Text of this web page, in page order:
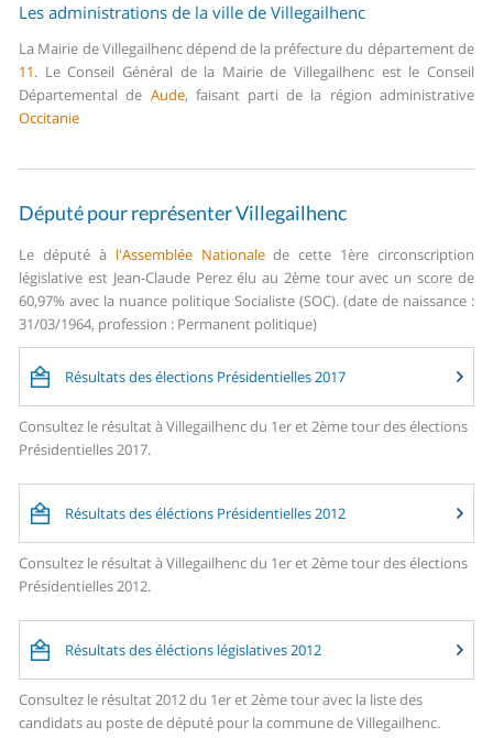
Les administrations de la ville de Villegailhenc
La Mairie de Villegailhenc dépend de la préfecture du département de
11. Le Conseil Général de la Mairie de Villegailhenc est le Conseil
Départemental de Aude, faisant parti de la région administrative
Occitanie
Député pour représenter Villegailhenc
Le député à l'Assemblée Nationalede cette 1ère circonscription
législative est Jean-Claude Perez élu au 2ème tour avec un score de
60,97% avec la nuance politique Socialiste (SOC). (date de naissance :
31/03/1964, profession : Permanent politique)
Résultats des élections Présidentielles 2017
Consultez le résultat à Villegailhenc du 1er et 2ème tour des élections
Présidentielles 2017.
Résultats des éléctions Présidentielles 2012
Consultez le résultat à Villegailhenc du 1er et 2ème tour des élections
Présidentielles 2012.
Résultats des éléctions législatives 2012
Consultez le résultat 2012 du 1er et 2ème tour avec la liste des
candidats au poste de député pour la commune de Villegailhenc.